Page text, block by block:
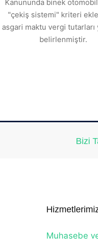
Kanununda binek
"çekiş sistemi" kriteri
asgari maktu vergi tutarları
belirlenmiştir.
Bizi
Muhasebe